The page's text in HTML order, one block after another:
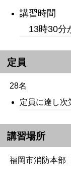
講習時間
13時30分
定員
28名
定員に達し次
講習場所
福岡市消防本部